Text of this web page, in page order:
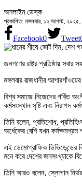
অনলাইন ডেস্ক
প্রকাশিত: মঙ্গলবার, ১২ আগস্ট,
Facebook0 Tweet
জনগণের রাষ্ট্র প্রতিষ্ঠায়
মঙ্গলবার রাজধানীর
বিশ্ব সমাজে নিজেদের গর্বিত
কর্মসংস্থান সৃষ্টি এবং নিরাপদ
তিনি বলেন, প্রতিশোধ,
অর্ধেকের বেশি যখন
এই ডেমোগ্রাফিক ডিভিডেন্ডের
মনে করে দেশের জনসংখ্যাকে
তিনি আরও বলেন, স্লোগান